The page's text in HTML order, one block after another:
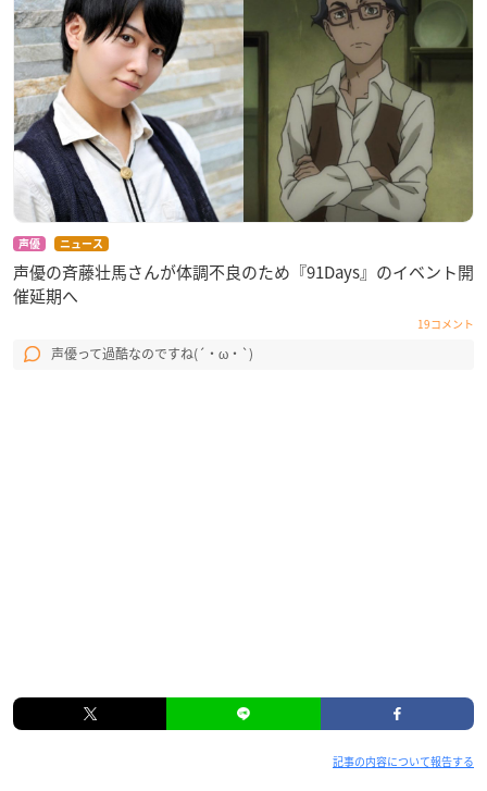
声優 ニュース
声優の斉藤壮馬さんが体調不良のため『91Days』のイベント開
催延期へ
19コメント
声優って過酷なのですね(´・ω・`)
記事の内容について報告する